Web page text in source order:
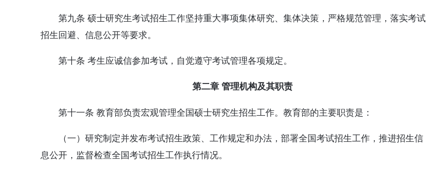
第九条 硕士研究生考试招生工作坚持重大事项集体研究、集体决策，严格规范管理，落实考试
招生回避、信息公开等要求。
第十条 考生应诚信参加考试，自觉遵守考试管理各项规定。
第二章 管理机构及其职责
第十一条 教育部负责宏观管理全国硕士研究生招生工作。教育部的主要职责是：
（一）研究制定并发布考试招生政策、工作规定和办法，部署全国考试招生工作，推进招生信
息公开，监督检查全国考试招生工作执行情况。